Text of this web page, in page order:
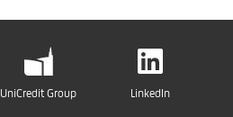
UniCredit Group LinkedIn